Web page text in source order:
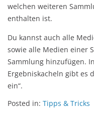
welchen weiteren
enthalten ist.
Du kannst auch alle
sowie alle Medien einer
Sammlung hinzufügen.
Ergebniskacheln gibt es
ein“.
Posted in: Tipps & Tricks